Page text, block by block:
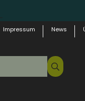
Impressum News